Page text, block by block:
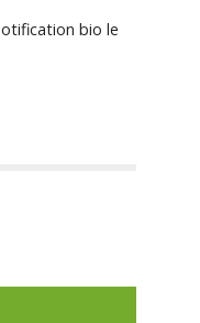
bio le